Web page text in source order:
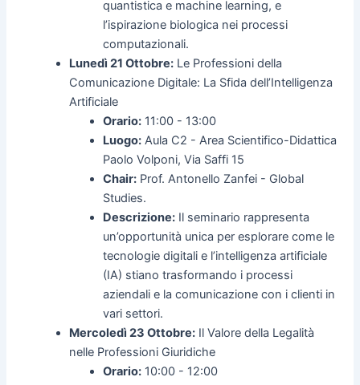
quantistica e machine learning, e
l’ispirazione biologica nei processi
computazionali.
Lunedì 21 Ottobre: Le Professioni della
Comunicazione Digitale: La Sfida dell’Intelligenza
Artificiale
Orario: 11:00 - 13:00
Luogo: Aula C2 - Area Scientifico-Didattica
Paolo Volponi, Via Saffi 15
Chair: Prof. Antonello Zanfei - Global
Studies.
Descrizione: Il seminario rappresenta
un’opportunità unica per esplorare come le
tecnologie digitali e l’intelligenza artificiale
(IA) stiano trasformando i processi
aziendali e la comunicazione con i clienti in
vari settori.
Mercoledì 23 Ottobre: Il Valore della Legalità
nelle Professioni Giuridiche
Orario: 10:00 - 12:00